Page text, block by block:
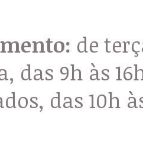
de
das 9h às
das 10h